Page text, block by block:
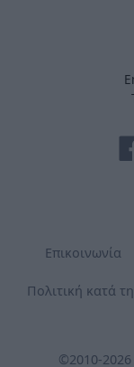
Επικοινωνία
Πολιτική κατά
©2010-